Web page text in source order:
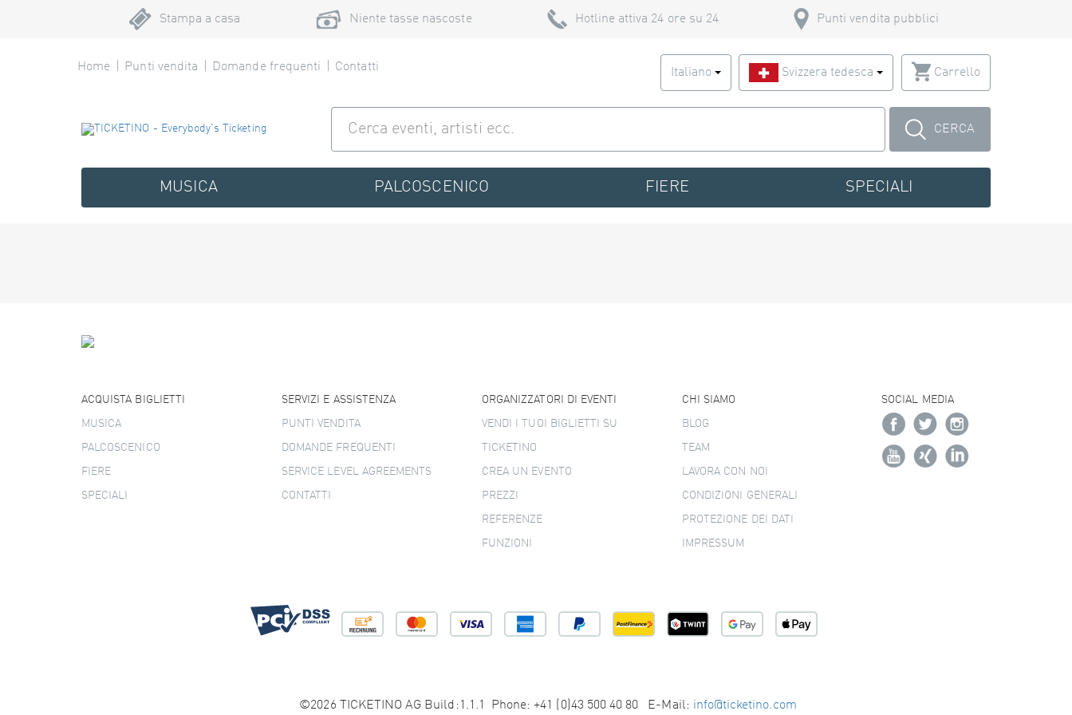
Stampa a casa Niente tasse nascoste Hotline attiva 24 ore su 24 Punti vendita pubblici
Home Punti vendita Domande frequenti Contatti Italiano Svizzera tedesca Carrello
CERCA
MUSICA PALCOSCENICO FIERE SPECIALI
ACQUISTA BIGLIETTI
MUSICA
PALCOSCENICO
FIERE
SPECIALI
SERVIZI E ASSISTENZA
PUNTI VENDITA
DOMANDE FREQUENTI
SERVICE LEVEL AGREEMENTS
CONTATTI
ORGANIZZATORI DI EVENTI
VENDI I TUOI BIGLIETTI SU
TICKETINO
CREA UN EVENTO
PREZZI
REFERENZE
FUNZIONI
CHI SIAMO
BLOG
TEAM
LAVORA CON NOI
CONDIZIONI GENERALI
PROTEZIONE DEI DATI
IMPRESSUM
SOCIAL MEDIA
©2026 TICKETINO AG Build:1.1.1 Phone: +41 (0)43 500 40 80 E-Mail: info@ticketino.com